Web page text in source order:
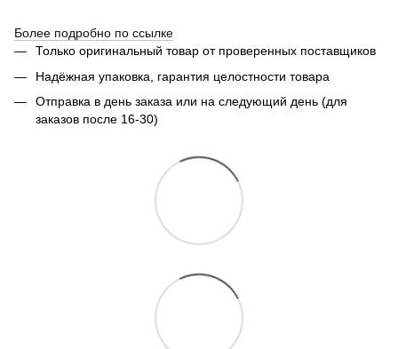
Более подробно по ссылке
Только оригинальный товар от проверенных поставщиков
Надёжная упаковка, гарантия целостности товара
Отправка в день заказа или на следующий день (для
заказов после 16-30)